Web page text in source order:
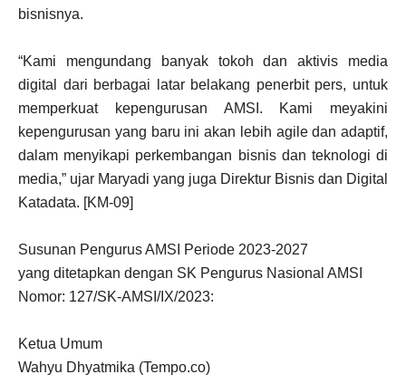
bisnisnya.
“Kami mengundang banyak tokoh dan aktivis media
digital dari berbagai latar belakang penerbit pers, untuk
memperkuat kepengurusan AMSI. Kami meyakini
kepengurusan yang baru ini akan lebih agile dan adaptif,
dalam menyikapi perkembangan bisnis dan teknologi di
media,” ujar Maryadi yang juga Direktur Bisnis dan Digital
Katadata. [KM-09]
Susunan Pengurus AMSI Periode 2023-2027
yang ditetapkan dengan SK Pengurus Nasional AMSI
Nomor: 127/SK-AMSI/IX/2023:
Ketua Umum
Wahyu Dhyatmika (Tempo.co)